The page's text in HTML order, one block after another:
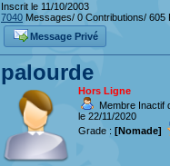
Inscrit le 11/10/2003
7040 Messages/ 0 Contributions/ 605
Message Privé
palourde
Hors Ligne
Membre Inactif
le 22/11/2020
Grade : [Nomade]